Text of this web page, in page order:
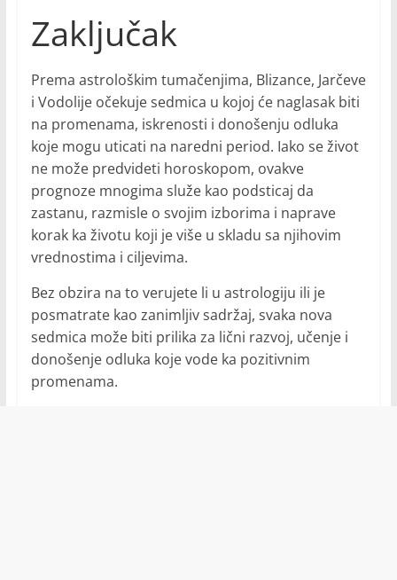
Zaključak
Prema astrološkim tumačenjima, Blizance, Jarčeve
i Vodolije očekuje sedmica u kojoj će naglasak biti
na promenama, iskrenosti i donošenju odluka
koje mogu uticati na naredni period. Iako se život
ne može predvideti horoskopom, ovakve
prognoze mnogima služe kao podsticaj da
zastanu, razmisle o svojim izborima i naprave
korak ka životu koji je više u skladu sa njihovim
vrednostima i ciljevima.
Bez obzira na to verujete li u astrologiju ili je
posmatrate kao zanimljiv sadržaj, svaka nova
sedmica može biti prilika za lični razvoj, učenje i
donošenje odluka koje vode ka pozitivnim
promenama.